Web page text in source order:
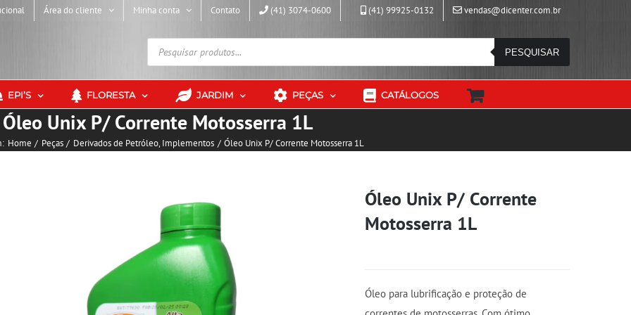
Área do cliente Minha conta Contato (41) 3074-0600 (41) 99925-0132 vendas@dicenter.com.br
Pesquisar
produtos
PESQUISAR
EPI’S FLORESTA JARDIM PEÇAS CATÁLOGOS
Óleo Unix P/ Corrente Motosserra 1L
Home Peças Derivados de Petróleo Implementos Óleo Unix P/ Corrente Motosserra 1L
Óleo Unix P/ Corrente
Motosserra 1L
Óleo para lubrificação e proteção de